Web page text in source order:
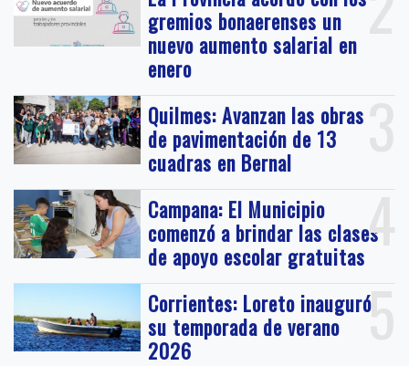
gremios bonaerenses un
nuevo aumento salarial en
enero
3
Quilmes: Avanzan las obras
de pavimentación de 13
cuadras en Bernal
4
Campana: El Municipio
comenzó a brindar las clases
de apoyo escolar gratuitas
5
Corrientes: Loreto inauguró
su temporada de verano
2026